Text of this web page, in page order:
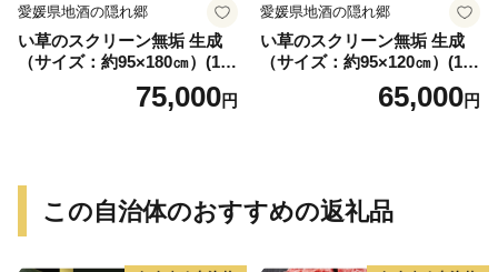
愛媛県地酒の隠れ郷
い草のスクリーン無垢 生成
（サイズ：約95×180㎝）(14
75,000円
愛媛県地酒の隠れ郷
い草のスクリーン無垢 生成
（サイズ：約95×120㎝）(14
65,000円
この自治体のおすすめの返礼品